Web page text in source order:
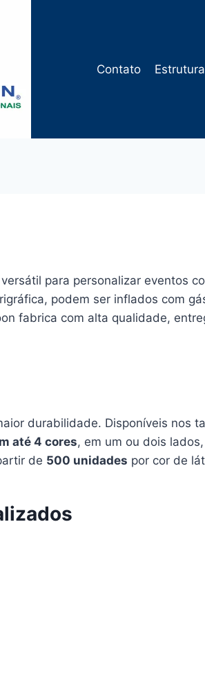
Contato Estrutura
para personalizar eventos
podem ser inflados com
fabrica com alta qualidade,
durabilidade. Disponíveis nos
até 4 cores, em um ou dois
de 500 unidades por cor de